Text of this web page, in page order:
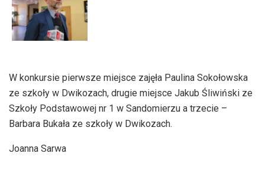
W konkursie pierwsze miejsce zajęła Paulina Sokołowska
ze szkoły w Dwikozach, drugie miejsce Jakub Śliwiński ze
Szkoły Podstawowej nr 1 w Sandomierzu a trzecie –
Barbara Bukała ze szkoły w Dwikozach.
Joanna Sarwa